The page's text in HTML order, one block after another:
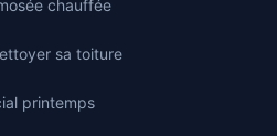
chauffée
sa toiture
printemps